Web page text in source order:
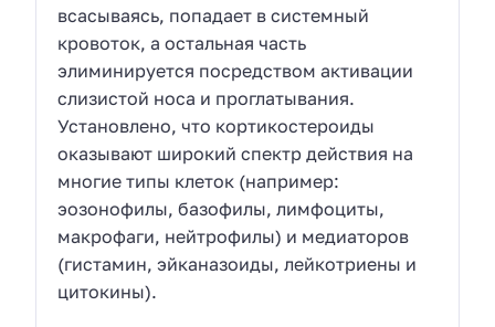
всасываясь, попадает в системный
кровоток, а остальная часть
элиминируется посредством активации
слизистой носа и проглатывания.
Установлено, что кортикостероиды
оказывают широкий спектр действия на
многие типы клеток (например:
эозонофилы, базофилы, лимфоциты,
макрофаги, нейтрофилы) и медиаторов
(гистамин, эйканазоиды, лейкотриены и
цитокины).